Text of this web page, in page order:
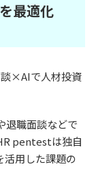
最適化
×AIで人材投資
退職面談などで
pentestは独自
活用した課題の